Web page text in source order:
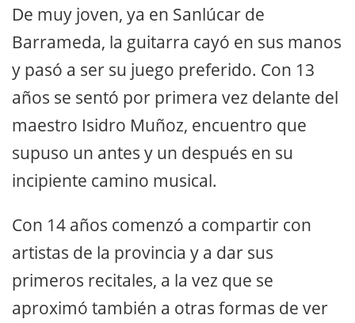
De muy joven, ya en Sanlúcar de
Barrameda, la guitarra cayó en sus manos
y pasó a ser su juego preferido. Con 13
años se sentó por primera vez delante del
maestro Isidro Muñoz, encuentro que
supuso un antes y un después en su
incipiente camino musical.
Con 14 años comenzó a compartir con
artistas de la provincia y a dar sus
primeros recitales, a la vez que se
aproximó también a otras formas de ver